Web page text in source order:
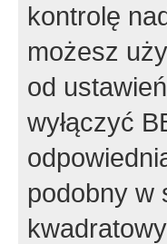
kontrolę
możesz
od
wyłączyć
podobny w